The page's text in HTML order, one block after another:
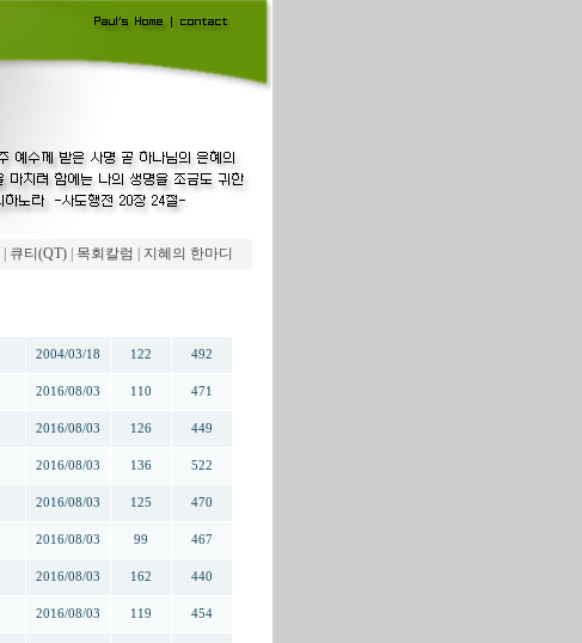
큐티(QT)| 목회칼럼 지혜의 한마디
2004/03/18 122 492
2016/08/03 110 471
2016/08/03 126 449
2016/08/03 136 522
2016/08/03 125 470
2016/08/03 99 467
2016/08/03 162 440
2016/08/03 119 454